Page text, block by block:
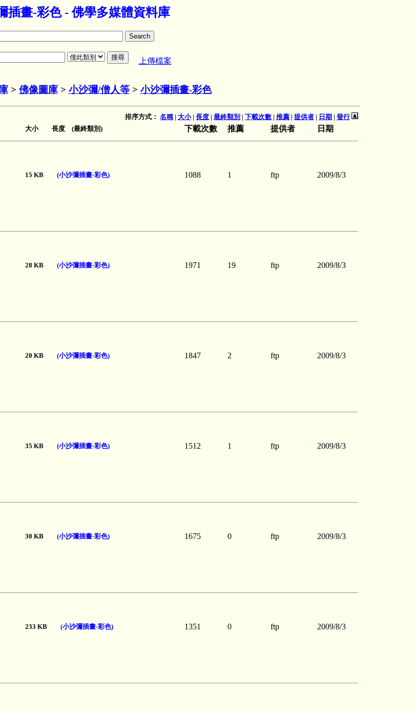
插畫-彩色 - 佛學多媒體資料庫
上傳檔案
> 佛像圖庫> 小沙彌/僧人等> 小沙彌插畫-彩色
排序方式： 名稱| 大小| 長度 | 最終類別 | 下載次數 | 推薦 | 提供者 | 日期 | 發行
大小 長度 (最終類別) 下載次數 推薦 提供者 日期
15 KB (小沙彌插畫-彩色) 1088 1 ftp 2009/8/3
28 KB (小沙彌插畫-彩色) 1971 19 ftp 2009/8/3
20 KB (小沙彌插畫-彩色) 1847 2 ftp 2009/8/3
35 KB (小沙彌插畫-彩色) 1512 1 ftp 2009/8/3
30 KB (小沙彌插畫-彩色) 1675 0 ftp 2009/8/3
233 KB (小沙彌插畫-彩色) 1351 0 ftp 2009/8/3